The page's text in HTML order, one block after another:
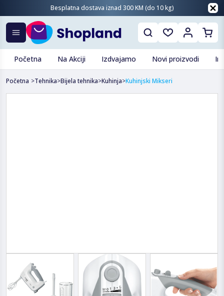
Besplatna dostava iznad 300 KM (do 10 kg)
Početna Na Akciji Izdvajamo Novi proizvodi
Početna >Tehnika>Bijela tehnika>Kuhinja>Kuhinjski Mikseri